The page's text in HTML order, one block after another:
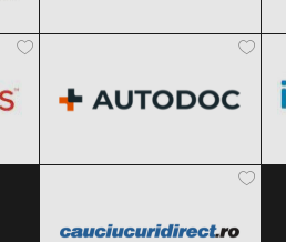
Clic și Vezi Ofertele!
Clic și Vezi Ofertele!